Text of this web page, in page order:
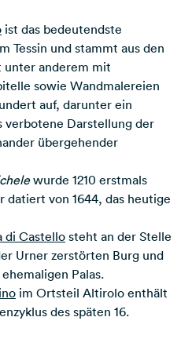
ist das bedeutendste
Tessin und stammt aus den
unter anderem mit
sowie Wandmalereien
auf, darunter ein
verbotene Darstellung der
übergehender
wurde 1210 erstmals
datiert von 1644, das heutige
di Castello steht an der Stelle
Urner zerstörten Burg und
Palas.
im Ortsteil Altirolo enthält
des späten 16.